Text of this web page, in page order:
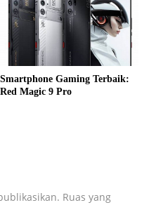
Smartphone Gaming Terbaik:
Red Magic 9 Pro
Ruas yang